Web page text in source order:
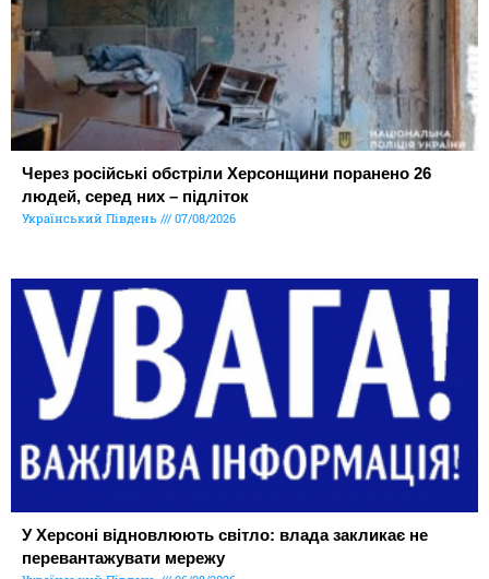
Через російські обстріли Херсонщини поранено 26
людей, серед них – підліток
Український Південь 07/08/2026
У Херсоні відновлюють світло: влада закликає не
перевантажувати мережу